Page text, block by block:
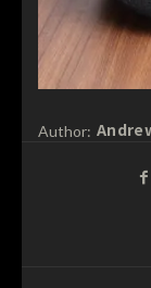
Author: